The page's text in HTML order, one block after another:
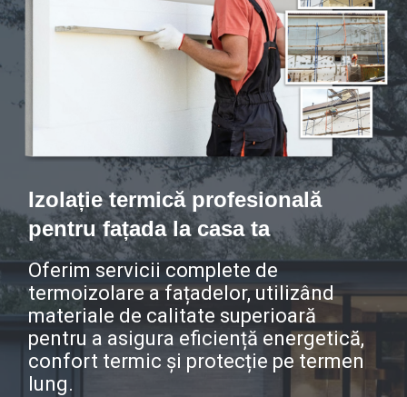
Izolație termică profesională
pentru fațada la casa ta
Oferim servicii complete de
termoizolare a fațadelor, utilizând
materiale de calitate superioară
pentru a asigura eficiență energetică,
confort termic și protecție pe termen
lung.